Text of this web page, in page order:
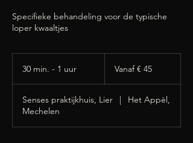
Specifieke behandeling voor de typische
loper kwaaltjes
30 min. - 1 uur
i
.
euroVanaf € 45
Senses praktijkhuis, Lier |
Het Appèl,
Mechelen